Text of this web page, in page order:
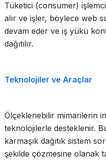
Tüketici (consumer)
alır ve işler, böylece web
devam eder ve iş yükü
dağıtılır.
Teknolojiler ve Araçlar
Ölçeklenebilir mimarilerin
teknolojilerle desteklenir.
karmaşık dağıtık sistem
şekilde çözmesine olanak